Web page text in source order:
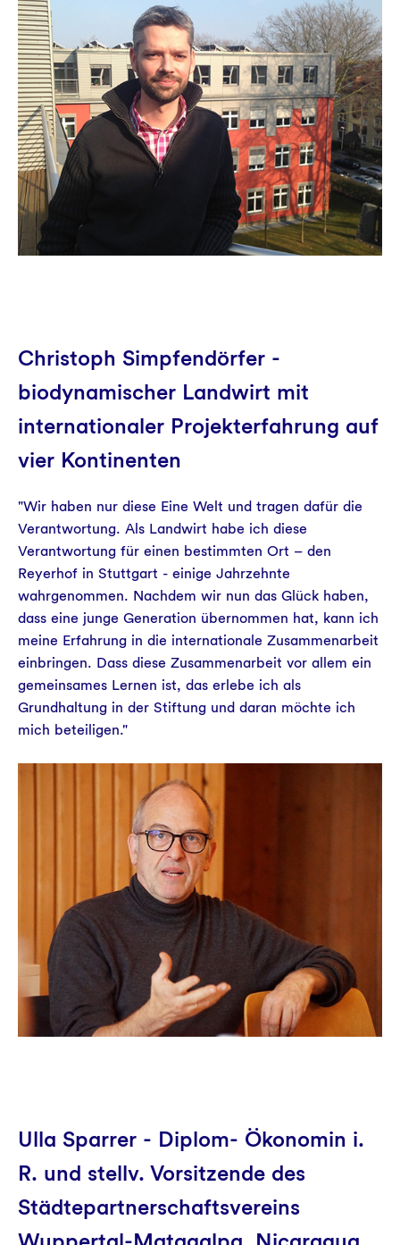
Christoph Simpfendörfer -
biodynamischer Landwirt mit
internationaler Projekterfahrung auf
vier Kontinenten
"Wir haben nur diese Eine Welt und tragen dafür die
Verantwortung. Als Landwirt habe ich diese
Verantwortung für einen bestimmten Ort – den
Reyerhof in Stuttgart - einige Jahrzehnte
wahrgenommen. Nachdem wir nun das Glück haben,
dass eine junge Generation übernommen hat, kann ich
meine Erfahrung in die internationale Zusammenarbeit
einbringen. Dass diese Zusammenarbeit vor allem ein
gemeinsames Lernen ist, das erlebe ich als
Grundhaltung in der Stiftung und daran möchte ich
mich beteiligen."
Ulla Sparrer - Diplom- Ökonomin i.
R. und stellv. Vorsitzende des
Städtepartnerschaftsvereins